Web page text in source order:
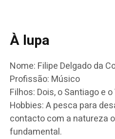
À lupa
Nome: Filipe Delgado da
Profissão: Músico
Filhos: Dois, o Santiago e
Hobbies: A pesca para
contacto com a natureza
fundamental.